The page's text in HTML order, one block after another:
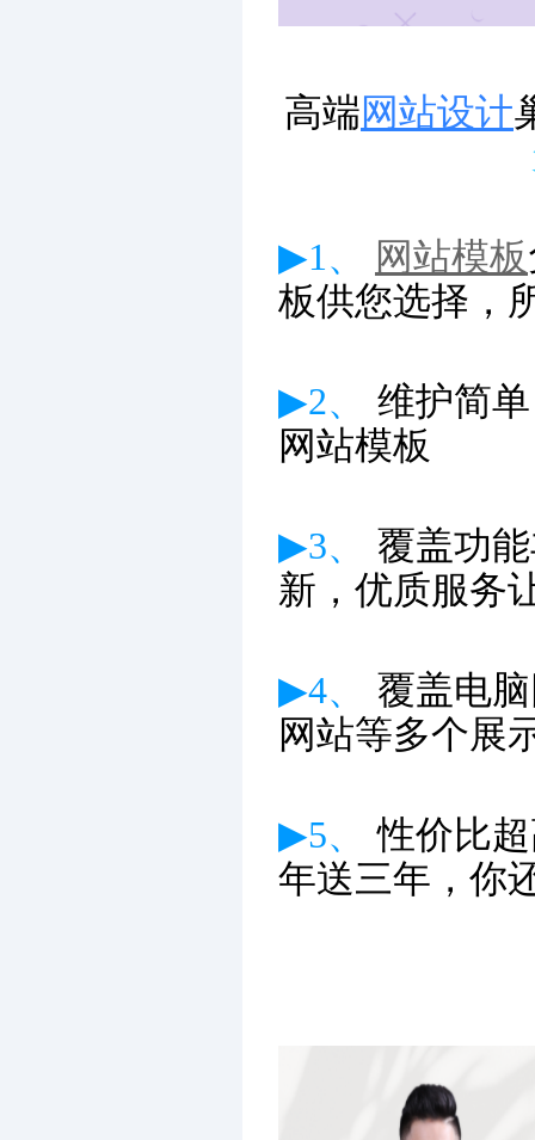
高端网站设计
▶1、 网站模板
板供您选择，
▶2、
维护简
网站模板
▶3、
覆盖功
新 ，优质服务
▶4、
覆盖电
网站等多个展
▶5、
性价比
年送三年，你